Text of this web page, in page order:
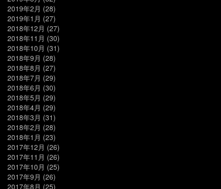
2019年2月 (28)
2019年1月 (27)
2018年12月 (27)
2018年11月 (30)
2018年10月 (31)
2018年9月 (28)
2018年8月 (27)
2018年7月 (29)
2018年6月 (30)
2018年5月 (29)
2018年4月 (29)
2018年3月 (31)
2018年2月 (28)
2018年1月 (23)
2017年12月 (26)
2017年11月 (26)
2017年10月 (25)
2017年9月 (26)
2017年8月 (25)